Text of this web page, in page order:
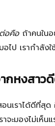
อคือถ้าคนในอ
อไป เรากำลั
กหงสาว
เราได้ดีที่สุด
จะมองไม่เห็